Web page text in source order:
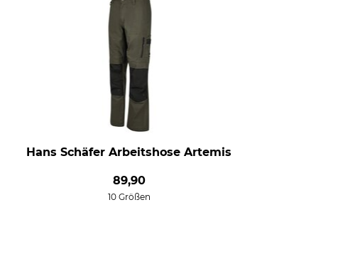
Hans Schäfer Arbeitshose Artemis
89,90
10 Größen